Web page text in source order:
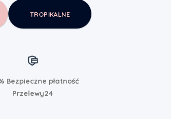
TROPIKALNE
Bezpieczne płatność
Przelewy24